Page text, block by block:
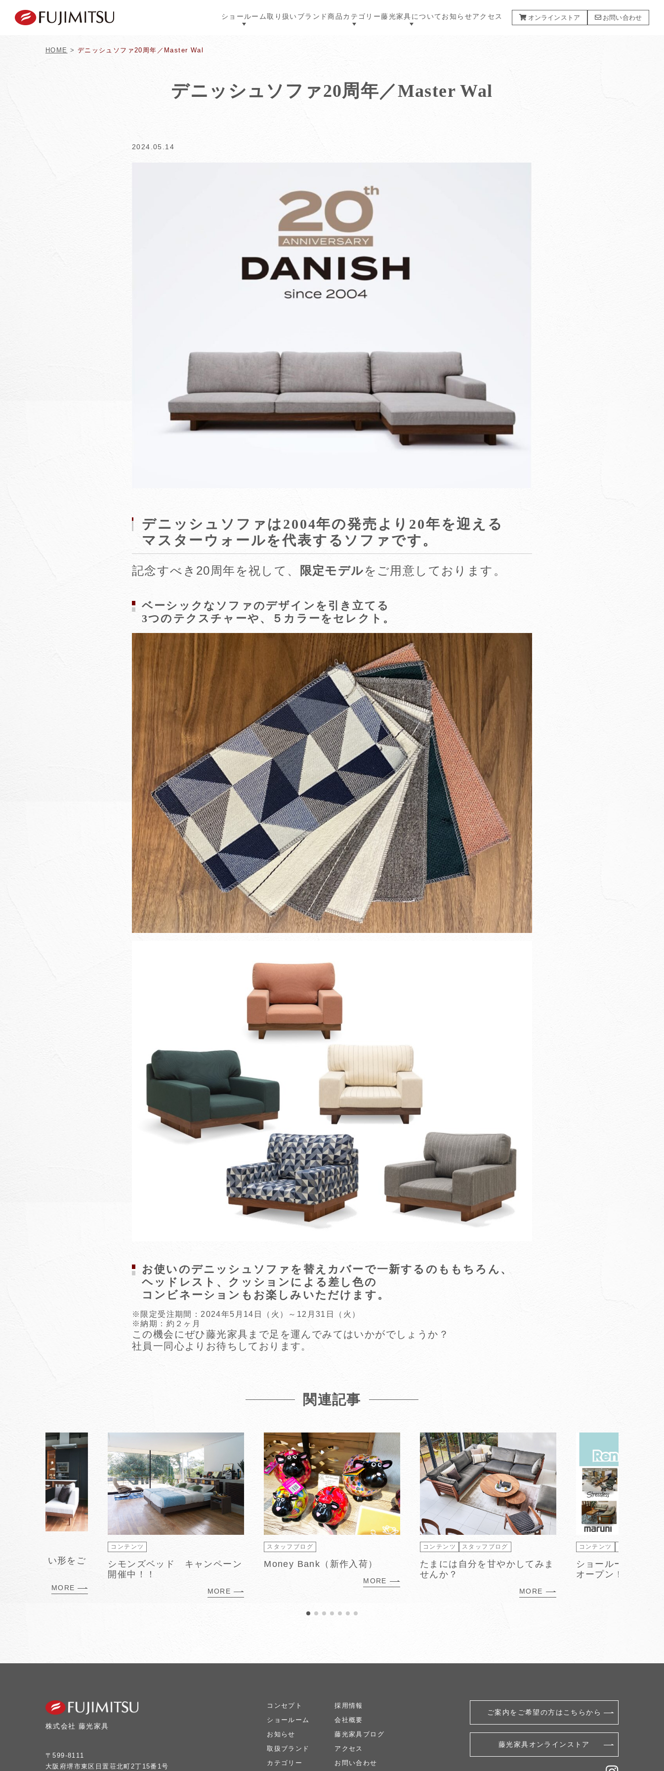
ショールーム取り扱いブランド商品カテゴリー藤光家具について お知らせアクセス オンラインストア お問い合わせ
HOME > デニッシュソファ20周年／Master Wal
デニッシュソファ20周年／Master Wal
2024.05.14
デニッシュソファは2004年の発売より20年を迎える
マスターウォールを代表するソファです。
記念すべき20周年を祝して、 限定モデルをご用意しております。
ベーシックなソファのデザインを引き立てる
3つのテクスチャーや、 ５カラー をセレクト。
お使いのデニッシュソファを 替えカバー で一新するのももちろん、
ヘッドレスト、クッションによる差し色の
コンビネーションもお楽しみいただけます。
※限定受注期間：2024年5月14日（火）～12月31日（火）
※納期：約２ヶ月
この機会にぜひ藤光家具まで足を運んでみてはいかがでしょうか？
社員一同心よりお待ちしております。
関連記事
間の新しい形をご
MORE
コンテンツ
シモンズベッド キャンペーン
開催中！！
MORE
スタッフブログ
Money Bank（新作入荷）
MORE
コンテンツ スタッフブログ
たまには自分を甘やかしてみま
せんか？
MORE
コンテンツ
ショールーム2F リ
オープン！！
株式会社 藤光家具
〒599-8111
大阪府堺市東区日置荘北町2丁15番1号
コンセプト
ショールーム
お知らせ
取扱ブランド
カテゴリー
採用情報
会社概要
藤光家具ブログ
アクセス
お問い合わせ
ご案内をご希望の方はこちらから
藤光家具オンラインストア